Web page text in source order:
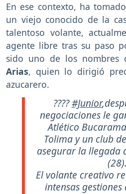
En ese contexto, ha
un viejo conocido de la
talentoso volante,
agente libre tras su paso
sido uno de los nombres
Arias, quien lo dirigió
azucarero.
????#Junior
negociaciones le
Atlético
Tolima y un club
asegurar la llegada
(28).
El volante creativo
intensas gestiones